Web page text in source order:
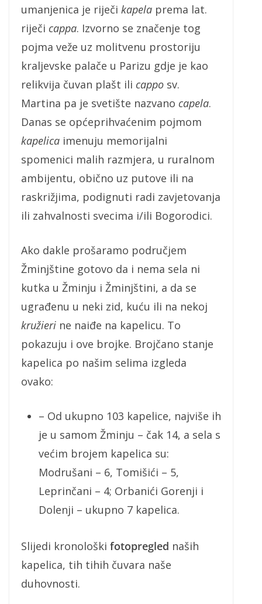
umanjenica je riječi kapela prema lat.
riječi cappa. Izvorno se značenje tog
pojma veže uz molitvenu prostoriju
kraljevske palače u Parizu gdje je kao
relikvija čuvan plašt ili cappo sv.
Martina pa je svetište nazvano capela.
Danas se općeprihvaćenim pojmom
kapelica imenuju memorijalni
spomenici malih razmjera, u ruralnom
ambijentu, obično uz putove ili na
raskrižjima, podignuti radi zavjetovanja
ili zahvalnosti svecima i/ili Bogorodici.
Ako dakle prošaramo područjem
Žminjštine gotovo da i nema sela ni
kutka u Žminju i Žminjštini, a da se
ugrađenu u neki zid, kuću ili na nekoj
kružieri ne naiđe na kapelicu. To
pokazuju i ove brojke. Brojčano stanje
kapelica po našim selima izgleda
ovako:
– Od ukupno 103 kapelice, najviše ih
je u samom Žminju – čak 14, a sela s
većim brojem kapelica su:
Modrušani – 6, Tomišići – 5,
Leprinčani – 4; Orbanići Gorenji i
Dolenji – ukupno 7 kapelica.
Slijedi kronološki fotopregled naših
kapelica, tih tihih čuvara naše
duhovnosti.